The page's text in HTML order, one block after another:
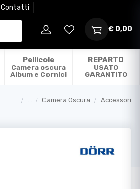
Contatti
€ 0,00
Pellicole
Camera oscura
Album e Cornici
REPARTO
USATO
GARANTITO
Camera Oscura Accessori